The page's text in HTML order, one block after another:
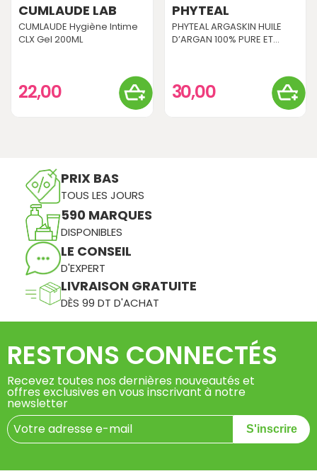
CUMLAUDE LAB
CUMLAUDE Hygiène Intime
CLX Gel 200ML
22,00
PHYTEAL
PHYTEAL ARGASKIN HUILE
D’ARGAN 100% PURE ET...
30,00
PRIX BAS
TOUS LES JOURS
590 MARQUES
DISPONIBLES
LE CONSEIL
D'EXPERT
LIVRAISON GRATUITE
DÈS 99 DT D'ACHAT
RESTONS CONNECTÉS
Recevez toutes nos dernières nouveautés et
offres exclusives en vous inscrivant à notre
newsletter
S'inscrire